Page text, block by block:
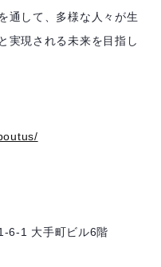
通して、多様な人々が生
実現される未来を目指し
1 大手町ビル6階